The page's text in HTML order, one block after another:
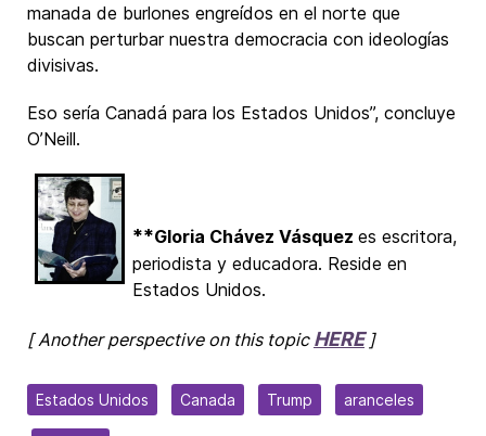
manada de burlones engreídos en el norte que
buscan perturbar nuestra democracia con ideologías
divisivas.
Eso sería Canadá para los Estados Unidos”, concluye
O’Neill.
**Gloria Chávez Vásquez es escritora,
periodista y educadora. Reside en
Estados Unidos.
[ Another perspective on this topic HERE]
Estados Unidos Canada Trump aranceles